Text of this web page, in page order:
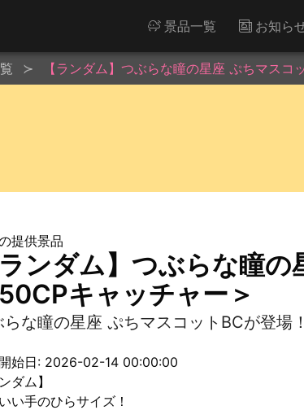
景品一覧 お知ら
【ランダム】つぶらな瞳の星座 ぷちマス
提供景品
ランダム】つぶらな瞳
キャッチャー＞
らな瞳の星座 ぷちマスコットBCが登場
始日: 2026-02-14 00:00:00
ダム】
い手のひらサイズ！